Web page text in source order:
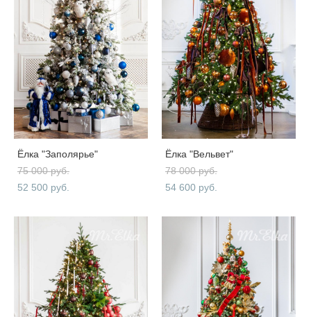
Ёлка "Заполярье"
75 000 pуб.
52 500 pуб.
Ёлка "Вельвет"
78 000 pуб.
54 600 pуб.